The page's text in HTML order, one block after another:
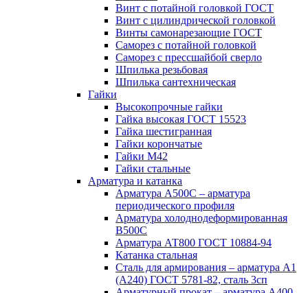
Винт с потайной головкой ГОСТ
Винт с цилиндрической головкой
Винты самонарезающие ГОСТ
Саморез с потайной головкой
Саморез с прессшайбой сверло
Шпилька резьбовая
Шпилька сантехническая
Гайки
Высокопрочные гайки
Гайка высокая ГОСТ 15523
Гайка шестигранная
Гайки корончатые
Гайки М42
Гайки стальные
Арматура и катанка
Арматура А500С – арматура
периодического профиля
Арматура холоднодеформированная
В500С
Арматура АТ800 ГОСТ 10884-94
Катанка стальная
Сталь для армирования – арматура А1
(А240) ГОСТ 5781-82, сталь 3сп